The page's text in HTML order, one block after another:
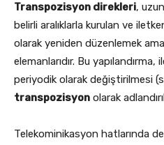
Transpozisyon direkleri,
belirli aralıklarla kurulan ve
olarak yeniden düzenlemek
elemanlarıdır. Bu
periyodik olarak değiştirilmesi
transpozisyon olarak
Telekominikasyon hatlarında